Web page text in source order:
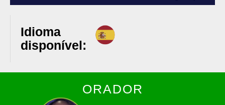
Idioma
disponível:
ORADOR